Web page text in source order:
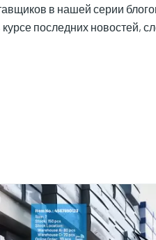
в нашей серии
последних новостей,